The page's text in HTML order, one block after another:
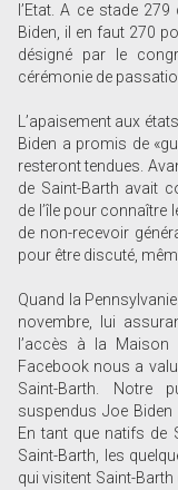
l’Etat. A ce stade
Biden, il en faut 270
désigné par le
cérémonie de
L’apaisement aux
Biden a promis de
resteront tendues.
de Saint-Barth avait
de l’île pour connaître
de non-recevoir
pour être discuté,
Quand la
novembre, lui
l’accès à la
Facebook nous a
Saint-Barth. Notre
suspendus Joe Biden
En tant que natifs de
Saint-Barth, les
qui visitent Saint-